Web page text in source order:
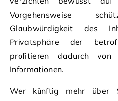
Vorgehensweise
Glaubwürdigkeit des
Privatsphäre der
profitieren dadurch
Informationen.
Wer künftig mehr über